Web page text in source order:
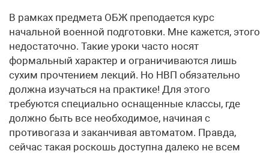
В рамках предмета ОБЖ преподается курс
начальной военной подготовки. Мне кажется, этого
недостаточно. Такие уроки часто носят
формальный характер и ограничиваются лишь
сухим прочтением лекций. Но НВП обязательно
должна изучаться на практике! Для этого
требуются специально оснащенные классы, где
должно быть все необходимое, начиная с
противогаза и заканчивая автоматом. Правда,
сейчас такая роскошь доступна далеко не всем